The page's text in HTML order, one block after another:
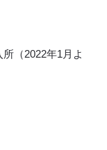
（2022年1月よ